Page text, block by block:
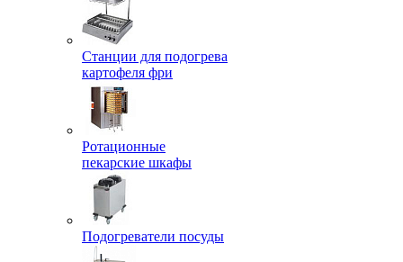
Станции для подогрева
картофеля фри
Ротационные
пекарские шкафы
Подогреватели посуды